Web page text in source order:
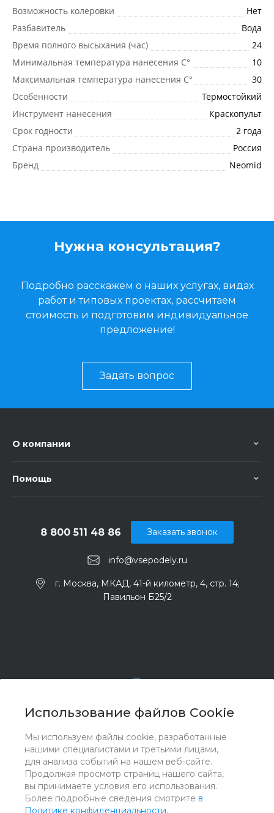
Использование файлов Cookie
Мы используем файлы cookie, разработанные
нашими специалистами и третьими лицами,
для анализа событий на нашем веб-сайте.
Продолжая просмотр страниц нашего сайта,
вы принимаете условия его использования.
Более подробные сведения смотрите в
Политике конфиденциальности.
Возможность колеровки
Нет
Разбавитель
Вода
Время полного высыхания (час)
24
Минимальная температура нанесения C°
10
Максимальная температура нанесения C°
30
Особенности
Термостойкий
Инструмент нанесения
Краскопульт
Срок годности
2 года
Страна производитель
Россия
Бренд
Neomid
Нужна консультация?
Подробно расскажем о наших услугах, видах
работ и типовых проектах, рассчитаем
стоимость и подготовим индивидуальное
предложение!
Задать вопрос
О компании
Помощь
info@vsepodely.ru
8 800 511 48 86
г. Москва, МКАД, 41-й километр, 4, стр. 14;
Павильон Б25/2
Заказать звонок
© 2017 - 2026 ООО "Комплектстрой 41", Все права
защищены